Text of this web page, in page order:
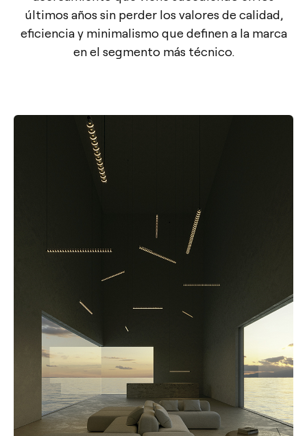
últimos años sin perder los valores de calidad,
eficiencia y minimalismo que definen a la marca
en el segmento más técnico.